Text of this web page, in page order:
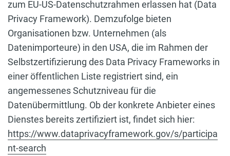
zum EU-US-Datenschutzrahmen erlassen hat (Data
Privacy Framework). Demzufolge bieten
Organisationen bzw. Unternehmen (als
Datenimporteure) in den USA, die im Rahmen der
Selbstzertifizierung des Data Privacy Frameworks in
einer öffentlichen Liste registriert sind, ein
angemessenes Schutzniveau für die
Datenübermittlung. Ob der konkrete Anbieter eines
Dienstes bereits zertifiziert ist, findet sich hier:
https://www.dataprivacyframework.gov/s/participa
nt-search